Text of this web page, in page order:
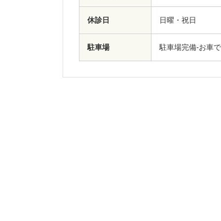
休診日 日曜・祝日
駐車場 駐車場完備-お車